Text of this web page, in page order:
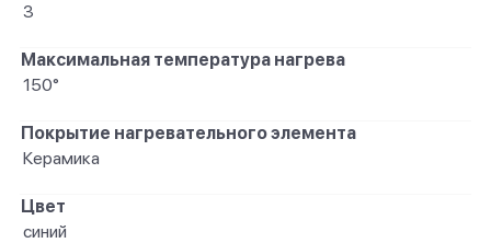
3
Максимальная температура нагрева
150°
Покрытие нагревательного элемента
Керамика
Цвет
синий